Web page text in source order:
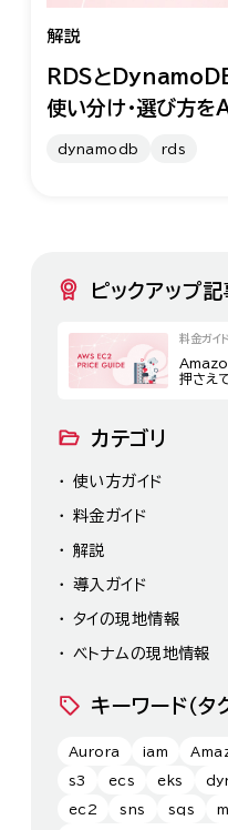
解説
RDSとDynamoDB
使い分け・選び方を
dynamodb rds
ピックアップ
料金ガイド
押さえ
カテゴリ
使い方ガイド
料金ガイド
解説
導入ガイド
タイの現地情報
ベトナムの現地情報
キーワード（タ
Aurora iam
s3 ecs eks
ec2 sns sqs